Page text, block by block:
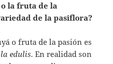
o la fruta de la
de la pasiflora?
o fruta de la pasión es
edulis. En realidad son